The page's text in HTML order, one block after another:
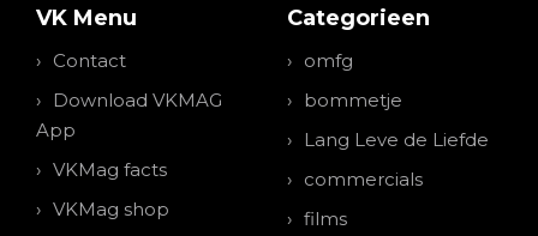
VK Menu
Contact
Download VKMAG
App
VKMag facts
VKMag shop
Categorieen
omfg
bommetje
Lang Leve de Liefde
commercials
films